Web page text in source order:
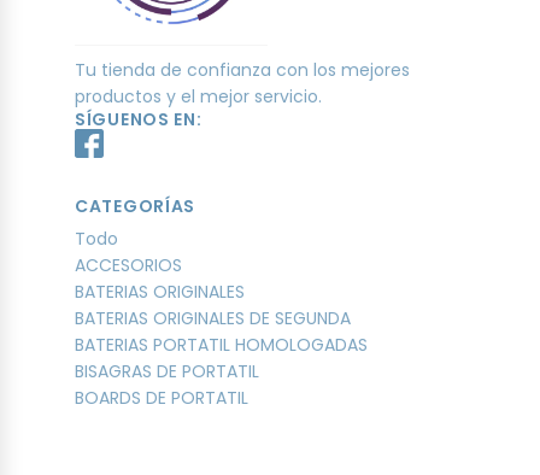
Tu tienda de confianza con los mejores
productos y el mejor servicio.
SÍGUENOS EN:
CATEGORÍAS
Todo
ACCESORIOS
BATERIAS ORIGINALES
BATERIAS ORIGINALES DE SEGUNDA
BATERIAS PORTATIL HOMOLOGADAS
BISAGRAS DE PORTATIL
BOARDS DE PORTATIL